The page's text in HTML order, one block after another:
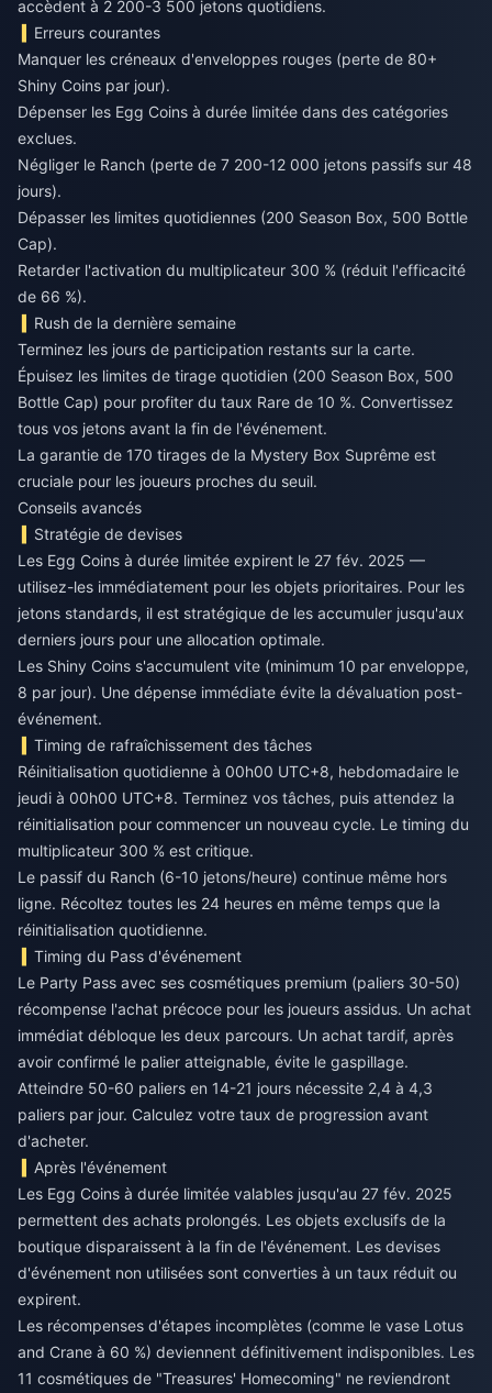
accèdent à 2 200-3 500 jetons quotidiens.
Erreurs courantes
Manquer les créneaux d'enveloppes rouges (perte de 80+
Shiny Coins par jour).
Dépenser les Egg Coins à durée limitée dans des catégories
exclues.
Négliger le Ranch (perte de 7 200-12 000 jetons passifs sur 48
jours).
Dépasser les limites quotidiennes (200 Season Box, 500 Bottle
Cap).
Retarder l'activation du multiplicateur 300 % (réduit l'efficacité
de 66 %).
Rush de la dernière semaine
Terminez les jours de participation restants sur la carte.
Épuisez les limites de tirage quotidien (200 Season Box, 500
Bottle Cap) pour profiter du taux Rare de 10 %. Convertissez
tous vos jetons avant la fin de l'événement.
La garantie de 170 tirages de la Mystery Box Suprême est
cruciale pour les joueurs proches du seuil.
Conseils avancés
Stratégie de devises
Les Egg Coins à durée limitée expirent le 27 fév. 2025 —
utilisez-les immédiatement pour les objets prioritaires. Pour les
jetons standards, il est stratégique de les accumuler jusqu'aux
derniers jours pour une allocation optimale.
Les Shiny Coins s'accumulent vite (minimum 10 par enveloppe,
8 par jour). Une dépense immédiate évite la dévaluation post-
événement.
Timing de rafraîchissement des tâches
Réinitialisation quotidienne à 00h00 UTC+8, hebdomadaire le
jeudi à 00h00 UTC+8. Terminez vos tâches, puis attendez la
réinitialisation pour commencer un nouveau cycle. Le timing du
multiplicateur 300 % est critique.
Le passif du Ranch (6-10 jetons/heure) continue même hors
ligne. Récoltez toutes les 24 heures en même temps que la
réinitialisation quotidienne.
Timing du Pass d'événement
Le Party Pass avec ses cosmétiques premium (paliers 30-50)
récompense l'achat précoce pour les joueurs assidus. Un achat
immédiat débloque les deux parcours. Un achat tardif, après
avoir confirmé le palier atteignable, évite le gaspillage.
Atteindre 50-60 paliers en 14-21 jours nécessite 2,4 à 4,3
paliers par jour. Calculez votre taux de progression avant
d'acheter.
Après l'événement
Les Egg Coins à durée limitée valables jusqu'au 27 fév. 2025
permettent des achats prolongés. Les objets exclusifs de la
boutique disparaissent à la fin de l'événement. Les devises
d'événement non utilisées sont converties à un taux réduit ou
expirent.
Les récompenses d'étapes incomplètes (comme le vase Lotus
and Crane à 60 %) deviennent définitivement indisponibles. Les
11 cosmétiques de "Treasures' Homecoming" ne reviendront